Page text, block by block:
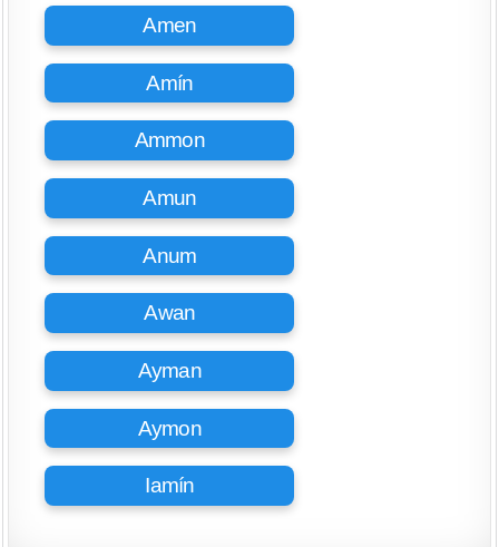
Amen
Amín
Ammon
Amun
Anum
Awan
Ayman
Aymon
Iamín